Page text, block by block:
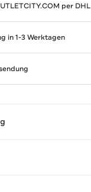
per DHL
in 1-3 Werktagen